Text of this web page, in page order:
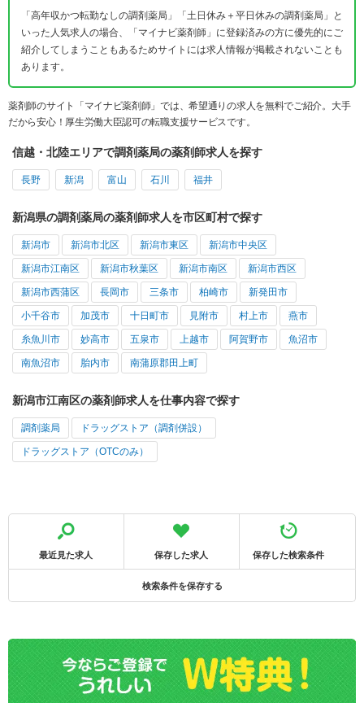
「高年収かつ転勤なしの調剤薬局」「土日休み＋平日休みの調剤薬局」と
いった人気求人の場合、「マイナビ薬剤師」に登録済みの方に優先的にご
紹介してしまうこともあるためサイトには求人情報が掲載されないことも
あります。
薬剤師のサイト「マイナビ薬剤師」では、希望通りの求人を無料でご紹介。大手
だから安心！厚生労働大臣認可の転職支援サービスです。
信越・北陸エリアで調剤薬局の薬剤師求人を探す
長野 新潟 富山 石川 福井
新潟県の調剤薬局の薬剤師求人を市区町村で探す
新潟市 新潟市北区 新潟市東区 新潟市中央区
新潟市江南区 新潟市秋葉区 新潟市南区 新潟市西区
新潟市西蒲区 長岡市 三条市 柏崎市 新発田市
小千谷市 加茂市 十日町市 見附市 村上市 燕市
糸魚川市 妙高市 五泉市 上越市 阿賀野市 魚沼市
南魚沼市 胎内市 南蒲原郡田上町
新潟市江南区の薬剤師求人を仕事内容で探す
調剤薬局 ドラッグストア（調剤併設）
ドラッグストア（OTCのみ）
最近見た求人 保存した求人 保存した検索条件
検索条件を保存する